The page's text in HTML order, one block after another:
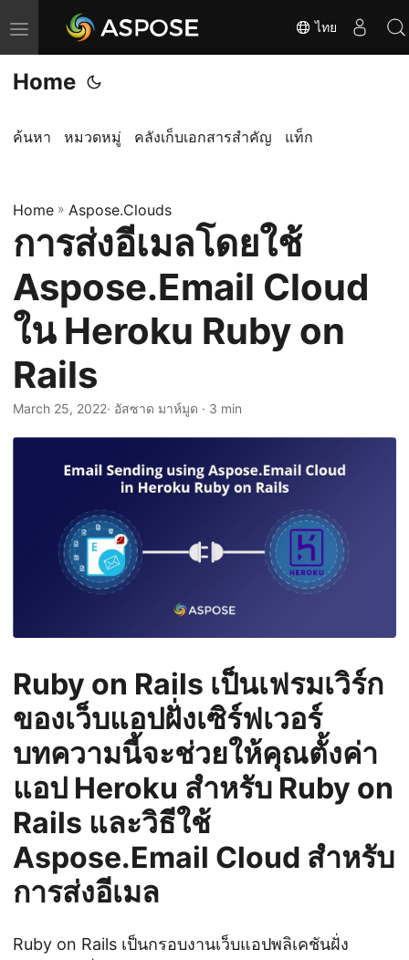
T
o
g
l
a
v
i
g
a
t
i
o
n
ไทย
Home
ค้นหา หมวดหมู่ คลังเก็บเอกสารสำคัญ แท็ก
Home » Aspose.Clouds
การส่งอีเมลโดยใช้
Aspose.Email Cloud
ใน Heroku Ruby on
Rails
March 25, 2022· อัสซาด มาห์มูด · 3 min
Ruby on Rails เป็นเฟรมเวิร์ก
ของเว็บแอปฝั่งเซิร์ฟเวอร์
บทความนี้จะช่วยให้คุณตั้งค่า
แอป Heroku สำหรับ Ruby on
Rails และวิธีใช้
Aspose.Email Cloud สำหรับ
การส่งอีเมล
Ruby on Rails เป็นกรอบงานเว็บแอปพลิเคชันฝั่ง